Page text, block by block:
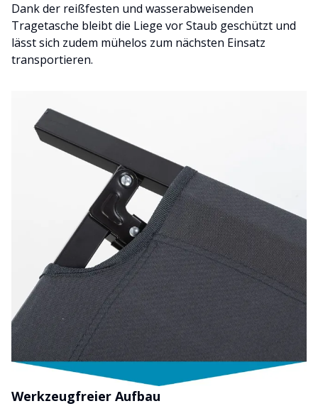
Dank der reißfesten und wasserabweisenden
Tragetasche bleibt die Liege vor Staub geschützt und
lässt sich zudem mühelos zum nächsten Einsatz
transportieren.
Werkzeugfreier Aufbau